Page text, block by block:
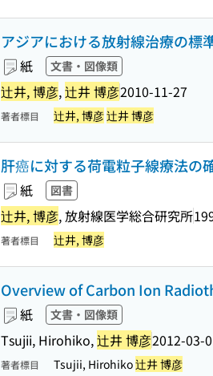
アジアにおける放射線治療の標
紙 文書・図像類
辻井, 博彦,辻井 博彦2010-11-27
著者標目 辻井, 博彦辻井 博彦
肝癌に対する荷電粒子線療法の
紙 図書
辻井, 博彦, 放射線医学総合研究所
著者標目 辻井, 博彦
Overview of Carbon Ion
紙 文書・図像類
Tsujii, Hirohiko,辻井 博彦2012-03-
著者標目 Tsujii, Hirohiko辻井 博彦